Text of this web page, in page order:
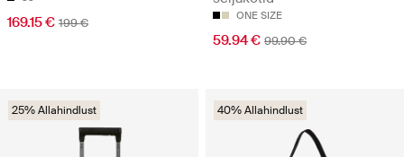
169.15 € 199 € ONE SIZE
59.94 € 99.90 €
25% Allahindlust 40% Allahindlust